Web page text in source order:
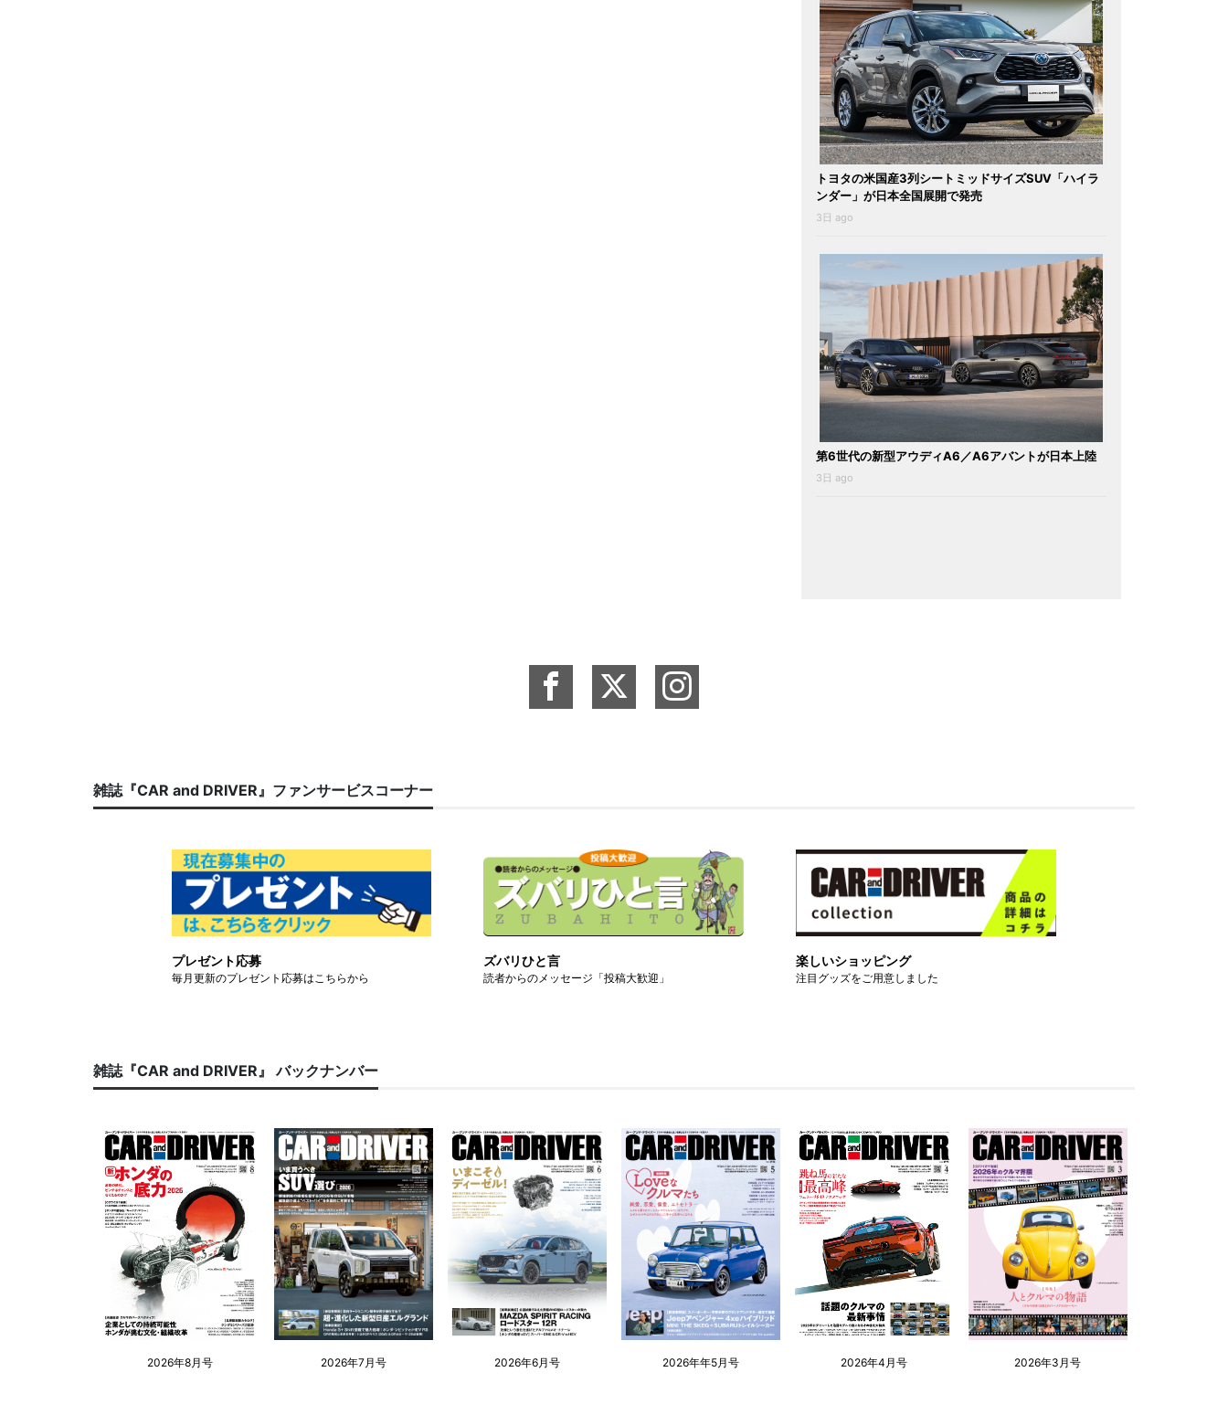
トヨタの米国産3列シートミッドサイズSUV「ハイラ
ンダー」が日本全国展開で発売
3日 ago
第6世代の新型アウディA6／A6アバントが日本上陸
3日 ago
雑誌『CAR and DRIVER』ファンサービスコーナー
プレゼント応募
毎月更新のプレゼント応募はこちらから
ズバリひと言
読者からのメッセージ「投稿大歓迎」
楽しいショッピング
注目グッズをご用意しました
雑誌『CAR and DRIVER』 バックナンバー
2026年8月号 2026年7月号 2026年6月号 2026年年5月号 2026年4月号 2026年3月号